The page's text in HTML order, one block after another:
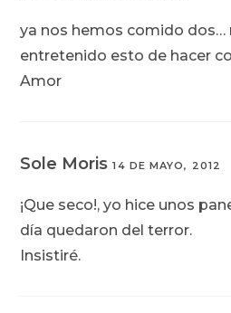
ya nos hemos comido dos…
entretenido esto de hacer
Amor
Sole Moris14 DE MAYO, 2012
¡Que seco!, yo hice unos
día quedaron del terror.
Insistiré.